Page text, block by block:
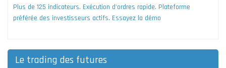
Plus de 125 indicateurs. Exécution d'ordres rapide. Plateforme
préférée des investisseurs actifs. Essayez la démo
Le trading des futures